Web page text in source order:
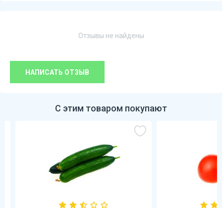
Отзывы не найдены
НАПИСАТЬ ОТЗЫВ
С этим товаром покупают